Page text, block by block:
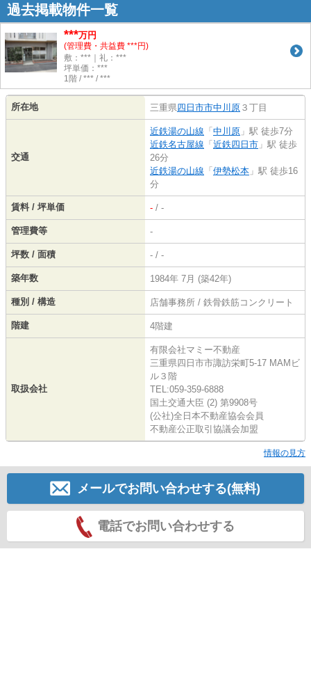
過去掲載物件一覧
***万円
(管理費・共益費 ***円)
敷：***｜礼：***
坪単価：***
1階 / *** / ***
所在地 三重県四日市市中川原 ３丁目
交通
近鉄湯の山線 「 中川原 」駅 徒歩7分
近鉄名古屋線 「 近鉄四日市 」駅 徒歩
26分
近鉄湯の山線 「 伊勢松本 」駅 徒歩16
分
賃料 / 坪単価 - / -
管理費等 -
坪数 / 面積 - / -
築年数 1984年 7月 (築42年)
種別 / 構造 店舗事務所 / 鉄骨鉄筋コンクリート
階建 4階建
取扱会社
有限会社マミー不動産
三重県四日市市諏訪栄町5-17 MAMビ
ル３階
TEL:059-359-6888
国土交通大臣 (2) 第9908号
(公社)全日本不動産協会会員
不動産公正取引協議会加盟
情報の見方
メールでお問い合わせする(無料)
電話でお問い合わせする